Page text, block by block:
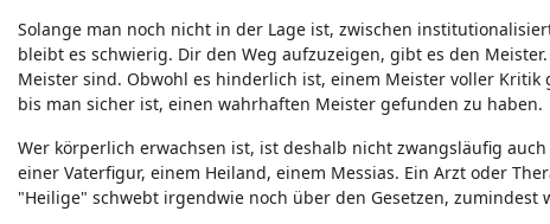
Solange man noch nicht in der Lage ist, zwischen
bleibt es schwierig. Dir den Weg aufzuzeigen, gibt es den
Meister sind. Obwohl es hinderlich ist, einem Meister voller
bis man sicher ist, einen wahrhaften Meister gefunden zu haben.
Wer körperlich erwachsen ist, ist deshalb nicht zwangsläufig
einer Vaterfigur, einem Heiland, einem Messias. Ein Arzt oder
"Heilige" schwebt irgendwie noch über den Gesetzen,